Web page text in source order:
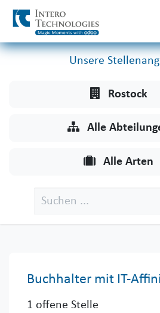
Zum Inhalt springen
Unsere
Rostock
Alle
Alle Arten
Buchhalter mit IT-
1 offene Stelle